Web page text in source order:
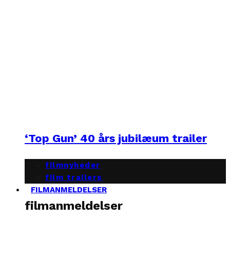
‘Top Gun’ 40 års jubilæum trailer
filmnyheder
film trailers
FILMANMELDELSER
filmanmeldelser